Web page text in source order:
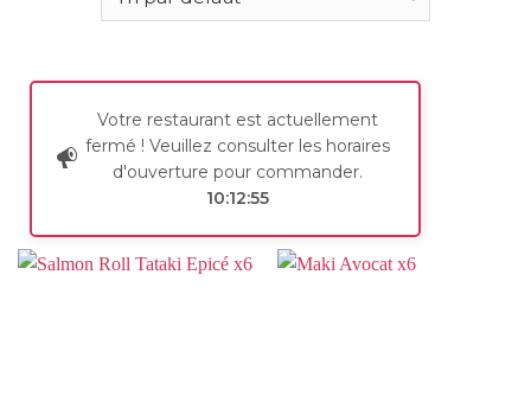
Votre restaurant est actuellement
fermé ! Veuillez consulter les horaires
d'ouverture pour commander.
10:12:54